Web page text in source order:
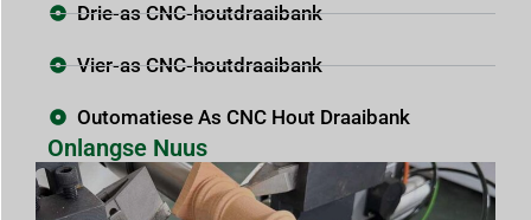
Drie-as CNC-houtdraaibank
Vier-as CNC-houtdraaibank
Outomatiese As CNC Hout Draaibank
Onlangse Nuus